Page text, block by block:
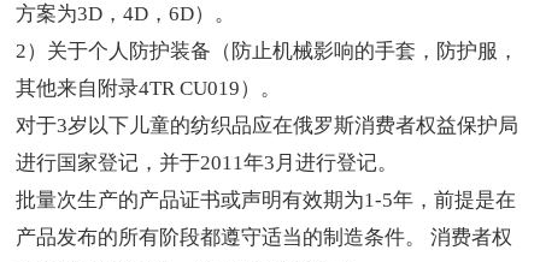
方案为3D，4D，6D）。
2）关于个人防护装备（防止机械影响的手套，防护服，
其他来自附录4TR CU019）。
对于3岁以下儿童的纺织品应在俄罗斯消费者权益保护局
进行国家登记，并于2011年3月进行登记。
批量次生产的产品证书或声明有效期为1-5年，前提是在
产品发布的所有阶段都遵守适当的制造条件。 消费者权